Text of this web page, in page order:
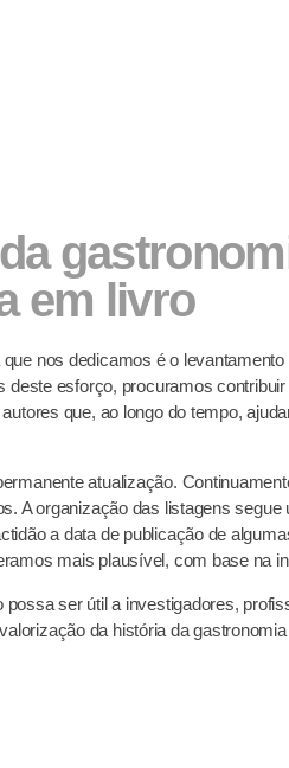
em livro
nos dedicamos é o
deste esforço, procuramos
que, ao longo do tempo,
atualização.
A organização das listagens
a data de publicação de
mais plausível, com base na
ser útil a investigadores,
da história da